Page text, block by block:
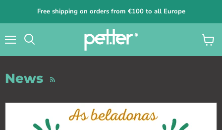
Free shipping on orders from €100 to all Europe
View
cart
News RSS